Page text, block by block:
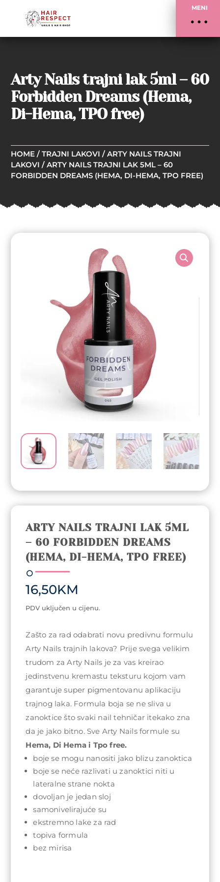
MENI
Arty Nails trajni lak 5ml – 60
Forbidden Dreams (Hema,
Di-Hema, TPO free)
HOME /TRAJNI LAKOVI /ARTY NAILS TRAJNI
LAKOVI / ARTY NAILS TRAJNI LAK 5ML – 60
FORBIDDEN DREAMS (HEMA, DI-HEMA, TPO FREE)
ARTY NAILS TRAJNI LAK 5ML
– 60 FORBIDDEN DREAMS
(HEMA, DI-HEMA, TPO FREE)
16,50KM
PDV uključen u cijenu.
Zašto za rad odabrati novu predivnu formulu
Arty Nails trajnih lakova? Prije svega velikim
trudom za Arty Nails je za vas kreirao
jedinstvenu kremastu teksturu kojom vam
garantuje super pigmentovanu aplikaciju
trajnog laka. Formula boja se ne sliva u
zanoktice što svaki nail tehničar itekako zna
da je jako bitno. Sve Arty Nails formule su
Hema, Di Hema i Tpo free.
boje se mogu nanositi jako blizu zanoktica
boje se neće razlivati u zanoktici niti u
lateralne strane nokta
dovoljan je jedan sloj
samonivelirajuće su
ekstremno lake za rad
topiva formula
bez mirisa